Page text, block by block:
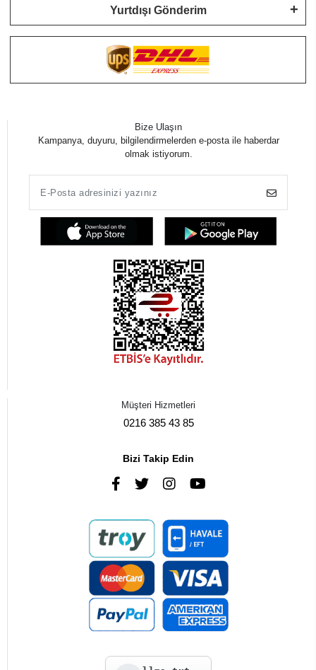
Yurtdışı Gönderim
Bize Ulaşın
Kampanya, duyuru, bilgilendirmelerden e-posta ile haberdar
olmak istiyorum.
Müşteri Hizmetleri
0216 385 43 85
Bizi Takip Edin